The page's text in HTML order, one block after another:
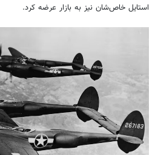
استایل خاص‌شان نیز به بازار عرضه کرد.